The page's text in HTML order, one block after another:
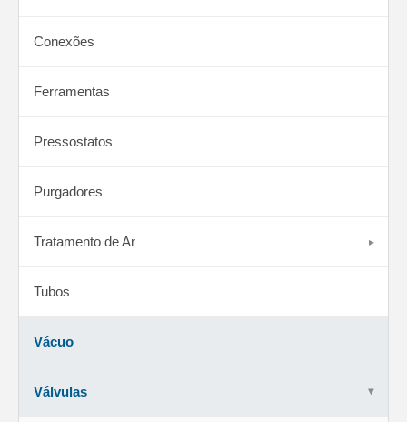
Conexões
Ferramentas
Pressostatos
Purgadores
Tratamento de Ar
Tubos
Vácuo
Válvulas